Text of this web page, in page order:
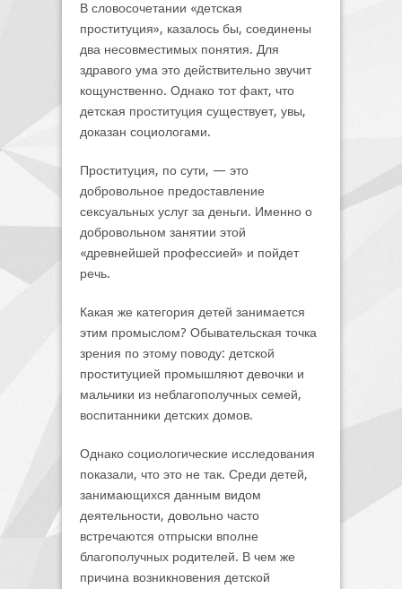
В словосочетании «детская
проституция», казалось бы, соединены
два несовместимых понятия. Для
здравого ума это действительно звучит
кощунственно. Однако тот факт, что
детская проституция существует, увы,
доказан социологами.
Проституция, по сути, — это
добровольное предоставление
сексуальных услуг за деньги. Именно о
добровольном занятии этой
«древнейшей профессией» и пойдет
речь.
Какая же категория детей занимается
этим промыслом? Обывательская точка
зрения по этому поводу: детской
проституцией промышляют девочки и
мальчики из неблагополучных семей,
воспитанники детских домов.
Однако социологические исследования
показали, что это не так. Среди детей,
занимающихся данным видом
деятельности, довольно часто
встречаются отпрыски вполне
благополучных родителей. В чем же
причина возникновения детской